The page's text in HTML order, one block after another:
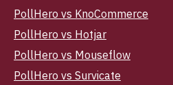
PollHero vs KnoCommerce
PollHero vs Hotjar
PollHero vs Mouseflow
PollHero vs Survicate